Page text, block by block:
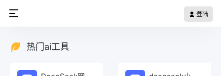
登陆
热门ai工具